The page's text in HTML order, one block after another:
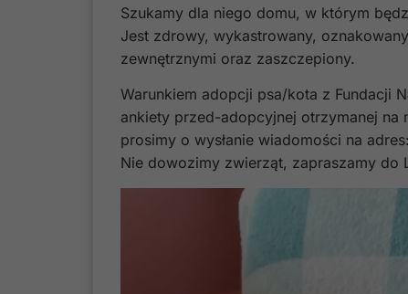
Szukamy dla niego domu, w którym
Jest zdrowy, wykastrowany,
zewnętrznymi oraz zaszczepiony.
Warunkiem adopcji psa/kota z Fundacji
ankiety przed-adopcyjnej otrzymanej
prosimy o wysłanie wiadomości na
Nie dowozimy zwierząt, zapraszamy do